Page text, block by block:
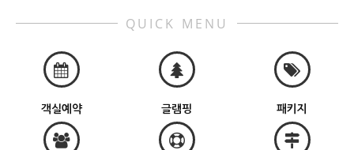
QUICK MENU
객실예약 글램핑 패키지